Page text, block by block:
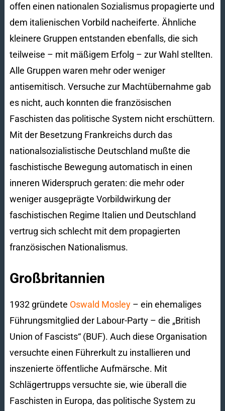
offen einen nationalen Sozialismus propagierte und
dem italienischen Vorbild nacheiferte. Ähnliche
kleinere Gruppen entstanden ebenfalls, die sich
teilweise – mit mäßigem Erfolg – zur Wahl stellten.
Alle Gruppen waren mehr oder weniger
antisemitisch. Versuche zur Machtübernahme gab
es nicht, auch konnten die französischen
Faschisten das politische System nicht erschüttern.
Mit der Besetzung Frankreichs durch das
nationalsozialistische Deutschland mußte die
faschistische Bewegung automatisch in einen
inneren Widerspruch geraten: die mehr oder
weniger ausgeprägte Vorbildwirkung der
faschistischen Regime Italien und Deutschland
vertrug sich schlecht mit dem propagierten
französischen Nationalismus.
Großbritannien
1932 gründete Oswald Mosley– ein ehemaliges
Führungsmitglied der Labour-Party – die „British
Union of Fascists“ (BUF). Auch diese Organisation
versuchte einen Führerkult zu installieren und
inszenierte öffentliche Aufmärsche. Mit
Schlägertrupps versuchte sie, wie überall die
Faschisten in Europa, das politische System zu